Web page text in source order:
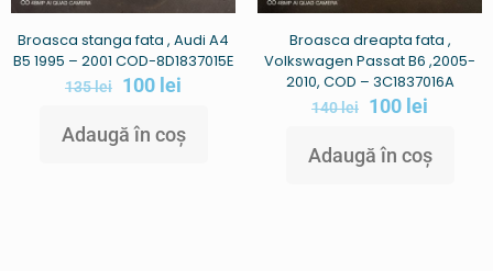
Broasca stanga fata , Audi A4
B5 1995 – 2001 COD-8D1837015E
135lei 100 lei
Adaugă în coș
Broasca dreapta fata ,
Volkswagen Passat B6 ,2005-
2010, COD – 3C1837016A
140lei 100 lei
Adaugă în coș